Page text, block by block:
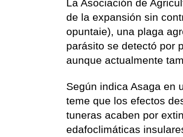
La Asociación de
de la expansión sin
opuntaie), una plaga
parásito se detectó por
aunque actualmente
Según indica Asaga en
teme que los efectos
tuneras acaben por
edafoclimáticas